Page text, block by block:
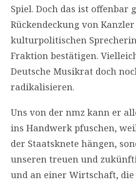
Spiel. Doch das ist offenbar
Rückendeckung von
kulturpolitischen Sprecherin
Fraktion bestätigen.
Deutsche Musikrat doch
radikalisieren.
Uns von der nmz kann er
ins Handwerk pfuschen,
der Staatsknete hängen,
unseren treuen und
und an einer Wirtschaft, die